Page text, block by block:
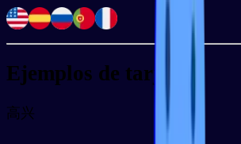
Ejemplos de tarjetas
高兴